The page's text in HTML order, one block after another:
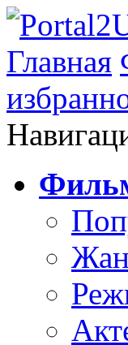
Главная